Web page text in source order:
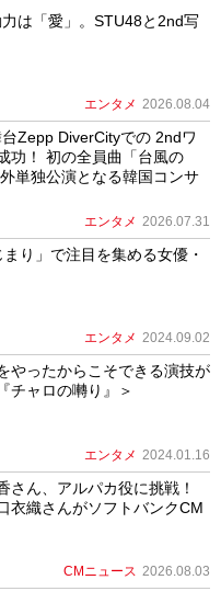
は「愛」。STU48と2nd写
エンタメ 2026.08.04
Zepp DiverCityでの 2ndワ
功！ 初の全員曲「台風の
単独公演となる韓国コンサ
エンタメ 2026.07.31
り」で注目を集める女優・
エンタメ 2024.09.02
やったからこそできる演技が
チャロの囀り』＞
エンタメ 2024.01.16
さん、アルパカ役に挑戦！
衣織さんがソフトバンクCM
CMニュース 2026.08.03